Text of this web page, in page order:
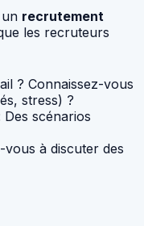
recrutement
les recruteurs
? Connaissez-vous
stress) ?
Des scénarios
vous à discuter des